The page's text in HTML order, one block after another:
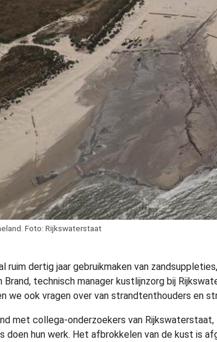
Foto: Rijkswaterstaat
ruim dertig jaar gebruikmaken van
Brand, technisch manager kustlijnzorg bij
we ook vragen over van strandtenthouders en
met collega-onderzoekers van
doen hun werk. Het afbrokkelen van de kust is